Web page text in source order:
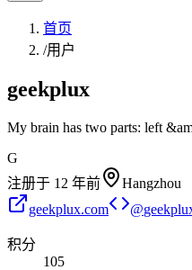
首页
/用户
geekplux
My brain has two parts: left
G
注册于 12 年前
Hangzhou
geekplux.com
@
积分
105